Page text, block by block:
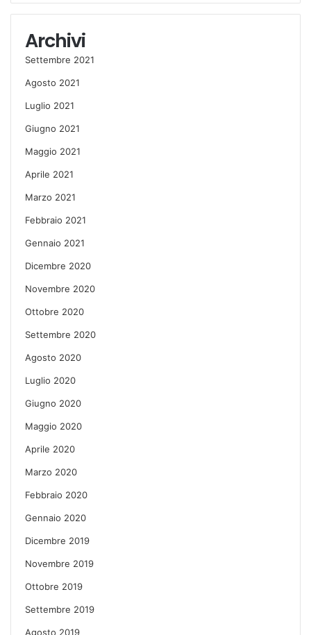
Archivi
Settembre 2021
Agosto 2021
Luglio 2021
Giugno 2021
Maggio 2021
Aprile 2021
Marzo 2021
Febbraio 2021
Gennaio 2021
Dicembre 2020
Novembre 2020
Ottobre 2020
Settembre 2020
Agosto 2020
Luglio 2020
Giugno 2020
Maggio 2020
Aprile 2020
Marzo 2020
Febbraio 2020
Gennaio 2020
Dicembre 2019
Novembre 2019
Ottobre 2019
Settembre 2019
Agosto 2019